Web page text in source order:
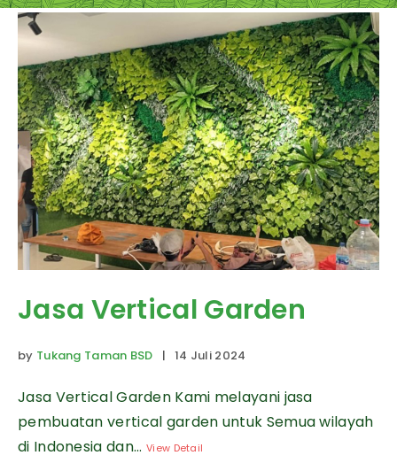
Jasa Vertical Garden
by Tukang Taman BSD | 14 Juli 2024
Jasa Vertical Garden Kami melayani jasa
pembuatan vertical garden untuk Semua wilayah
di Indonesia dan...View Detail